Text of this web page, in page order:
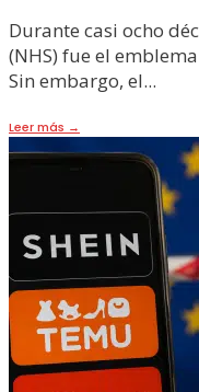
Durante casi ocho
(NHS) fue el
Sin embargo, el...
Leer más →